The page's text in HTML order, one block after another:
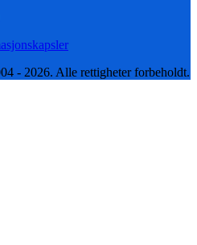
- 2026. Alle rettigheter forbeholdt.